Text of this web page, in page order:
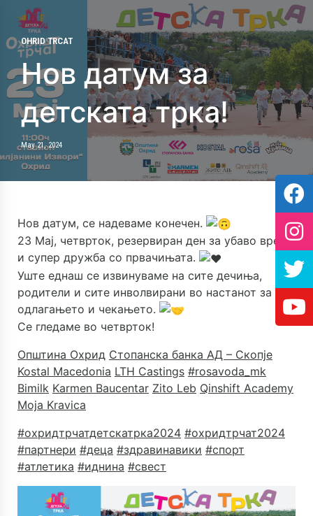
OHRID TRCAT
Нов датум за
детската трка!
May 21, 2024
Нов датум, се надеваме конечен.
23 Мај, четврток, резервиран ден за убаво време
и супер дружба со првачињата.
Уште еднаш се извинуваме на сите дечиња,
родители и сите инволвирани во настанот за
одлагањето и чекањето.
Се гледаме во четврток!
Општина Охрид Стопанска банка АД – Скопје
Kostal Macedonia LTH Castings #rosavoda_mk
Bimilk Karmen Baucentar Zito Leb Qinshift Academy
Moja Kravica
#охридтрчатдетскатрка2024 #охридтрчат2024
#партнери #деца #здравинавики #спорт
#атлетика #иднина #свест